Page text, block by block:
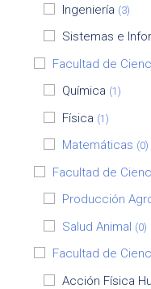
Ingeniería (3)
Sistemas e
Facultad de
Química (1)
Física (1)
Matemáticas (0)
Facultad de
Producción
Salud Animal (0)
Facultad de
Acción Física